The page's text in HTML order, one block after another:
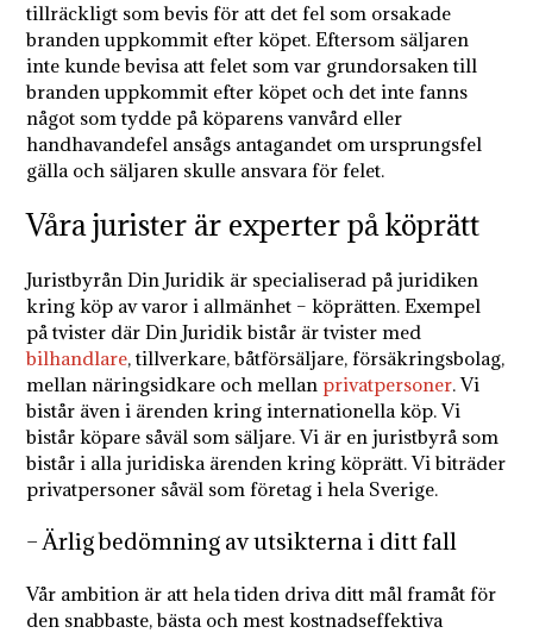
tillräckligt som bevis för att det fel som orsakade
branden uppkommit efter köpet. Eftersom säljaren
inte kunde bevisa att felet som var grundorsaken till
branden uppkommit efter köpet och det inte fanns
något som tydde på köparens vanvård eller
handhavandefel ansågs antagandet om ursprungsfel
gälla och säljaren skulle ansvara för felet.
Våra jurister är experter på köprätt
Juristbyrån Din Juridik är specialiserad på juridiken
kring köp av varor i allmänhet – köprätten. Exempel
på tvister där Din Juridik bistår är tvister med
bilhandlare, tillverkare, båtförsäljare, försäkringsbolag,
mellan näringsidkare och mellanprivatpersoner. Vi
bistår även i ärenden kring internationella köp. Vi
bistår köpare såväl som säljare.Vi är en juristbyrå som
bistår i alla juridiska ärenden kring köprätt. Vi biträder
privatpersoner såväl som företag i hela Sverige.
– Ärlig bedömning av utsikterna i ditt fall
Vår ambition är att hela tiden driva ditt mål framåt för
den snabbaste, bästa och mest kostnadseffektiva